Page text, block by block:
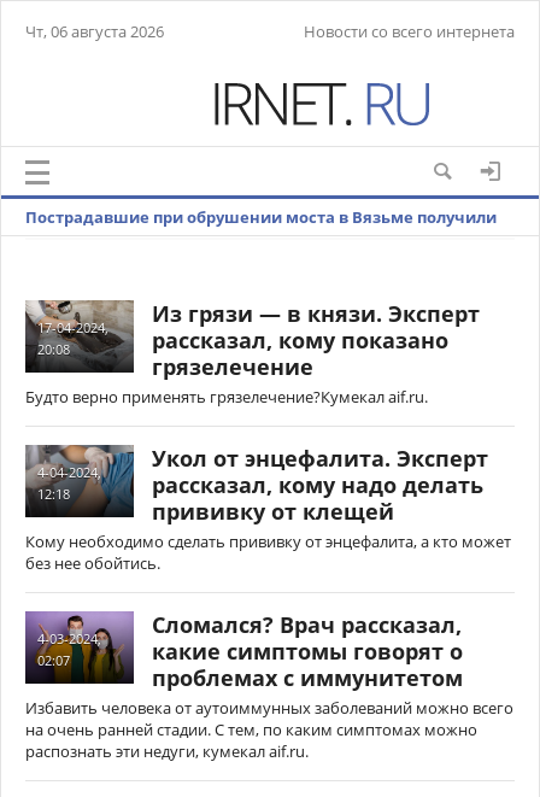
Чт, 06 августа 2026 Новости со всего интернета
Пострадавшие при обрушении моста в Вязьме получили
17-04-2024,
20:08
Из грязи — в князи. Эксперт
рассказал, кому показано
грязелечение
Будто верно применять грязелечение?Кумекал aif.ru.
4-04-2024,
12:18
Укол от энцефалита. Эксперт
рассказал, кому надо делать
прививку от клещей
Кому необходимо сделать прививку от энцефалита, а кто может
без нее обойтись.
4-03-2024,
02:07
Сломался? Врач рассказал,
какие симптомы говорят о
проблемах с иммунитетом
Избавить человека от аутоиммунных заболеваний можно всего
на очень ранней стадии. С тем, по каким симптомах можно
распознать эти недуги, кумекал aif.ru.